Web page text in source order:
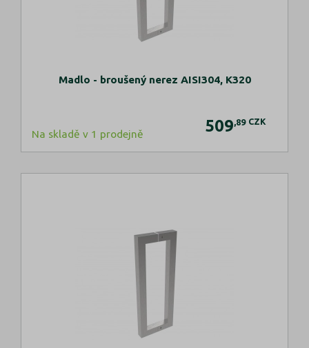
Madlo - broušený nerez AISI304, K320
Na skladě v 1 prodejně 509 ,89 CZK